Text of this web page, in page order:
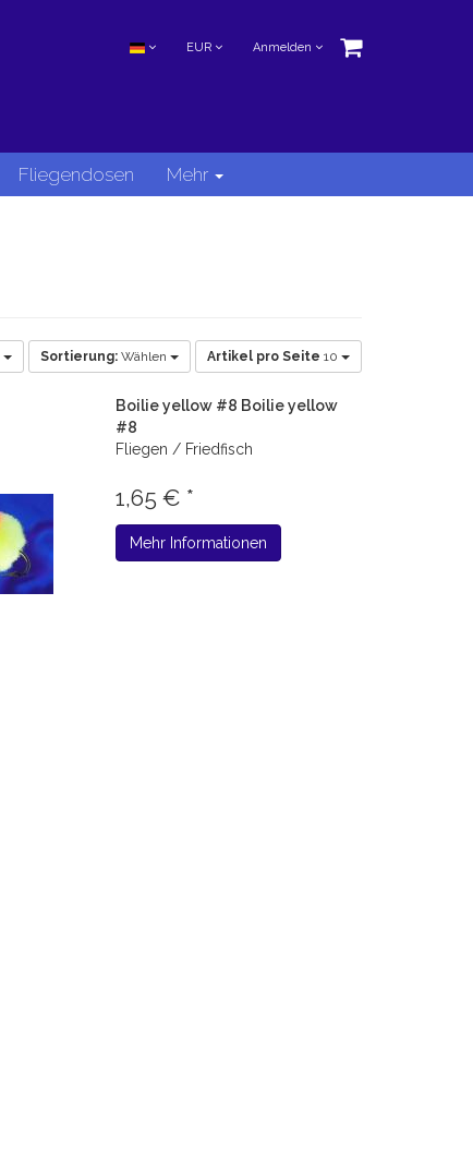
EUR Anmelden
Fliegendosen Mehr
Sortierung: Wählen Artikel pro Seite 10
Boilie yellow #8 Boilie yellow
#8
Fliegen / Friedfisch
1,65 € *
Mehr Informationen